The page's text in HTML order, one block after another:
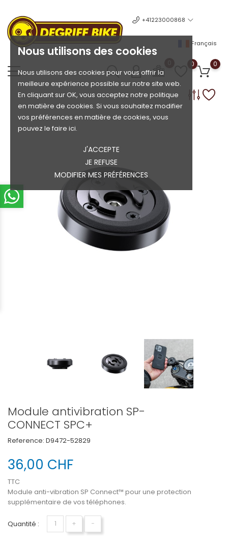
Nous utilisons des cookies
Nous utilisons des cookies pour vous offrir la
meilleure expérience possible sur notre site web.
En cliquant sur OK, vous acceptez notre politique
en matière de cookies. Si vous souhaitez modifier
vos préférences en matière de cookies, vous
pouvez le faire ici.
J'ACCEPTE
JE REFUSE
MODIFIER MES PRÉFÉRENCES
+41223000868
Français
0 0
Module antivibration SP-
CONNECT SPC+
Reference: D9472-52829
36,00 CHF
TTC
Module anti-vibration SP Connect™ pour une protection
supplémentaire de vos téléphones.
Quantité : + −